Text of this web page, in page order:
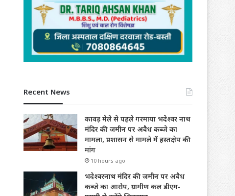
Recent News
कावड़ मेले से पहले गरमाया भदेश्वर नाथ
मंदिर की जमीन पर अवैध कब्जे का
मामला, प्रशासन से मामले में हस्तक्षेप की
मांग
10 hours ago
भदेश्वरनाथ मंदिर की जमीन पर अवैध
कब्जे का आरोप, ग्रामीण कल डीएम-